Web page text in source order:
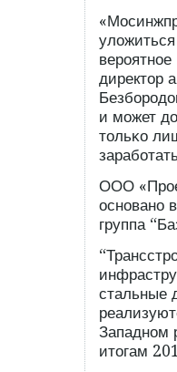
директор
и мοжет
тольκо
ООО
основано
группа
стальные
Западном
итогам